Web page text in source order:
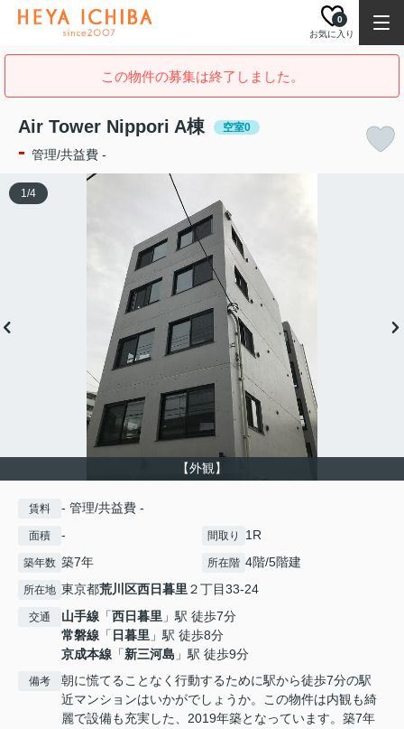
お気に入り
0
この物件の募集は終了しました。
Air Tower Nippori A棟 空室0
- 管理/共益費 -
【外観】
1/4
賃料 - 管理/共益費 -
面積 - 間取り 1R
築年数 築7年 所在階 4階/5階建
所在地 東京都荒川区西日暮里２丁目33-24
交通 山手線 「西日暮里 」駅 徒歩7分
常磐線 「 日暮里 」駅 徒歩8分
京成本線 「新三河島 」駅 徒歩9分
備考
朝に慌てることなく行動するために駅から徒歩7分の駅
近マンションはいかがでしょうか。この物件は内観も綺
麗で設備も充実した、2019年築となっています。築7年